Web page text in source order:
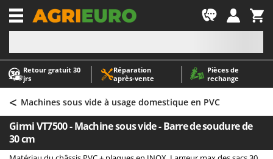
Retour gratuit 30
jrs
Réparation
après‑vente
Pièces de
rechange
-1
A
Abris de jardin
Accessoires pour tracteurs tondeuses autoportés
Aérateurs Scarificateurs pour gazon
Arracheuses de pommes de terre pour tracteur
Aspirateurs - Balais Électriques
A
AgriEuro Premium
AgriEuro TOP-LINE
AGT
Aima
< Machines sous vide à usage domestique en PVC
Girmi VT7500 - Machine sous vide - Barre de soudure de
30 cm